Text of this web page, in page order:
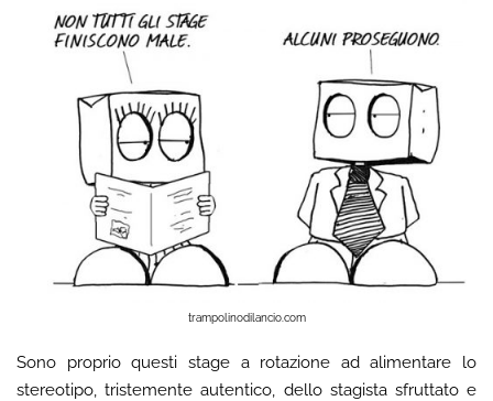
trampolinodilancio.com
Sono proprio questi stage a rotazione ad alimentare lo
stereotipo, tristemente autentico, dello stagista sfruttato e